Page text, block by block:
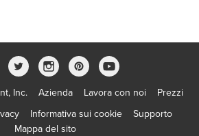
Inc. Azienda Lavora con noi
Prezzi
Informativa sui cookie
Supporto
Mappa del sito